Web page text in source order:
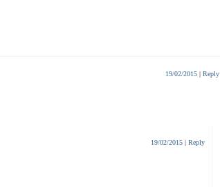
19/02/2015 | Reply
19/02/2015 | Reply